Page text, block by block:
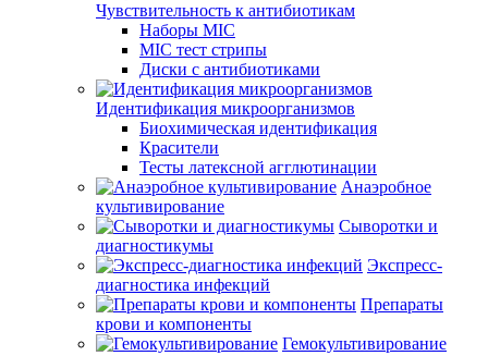
Чувствительность к антибиотикам
Наборы MIC
MIC тест стрипы
Диски с антибиотиками
Идентификация микроорганизмов
Биохимическая идентификация
Красители
Тесты латексной агглютинации
Анаэробное
культивирование
Сыворотки и
диагностикумы
Экспресс-
диагностика инфекций
Препараты
крови и компоненты
Гемокультивирование